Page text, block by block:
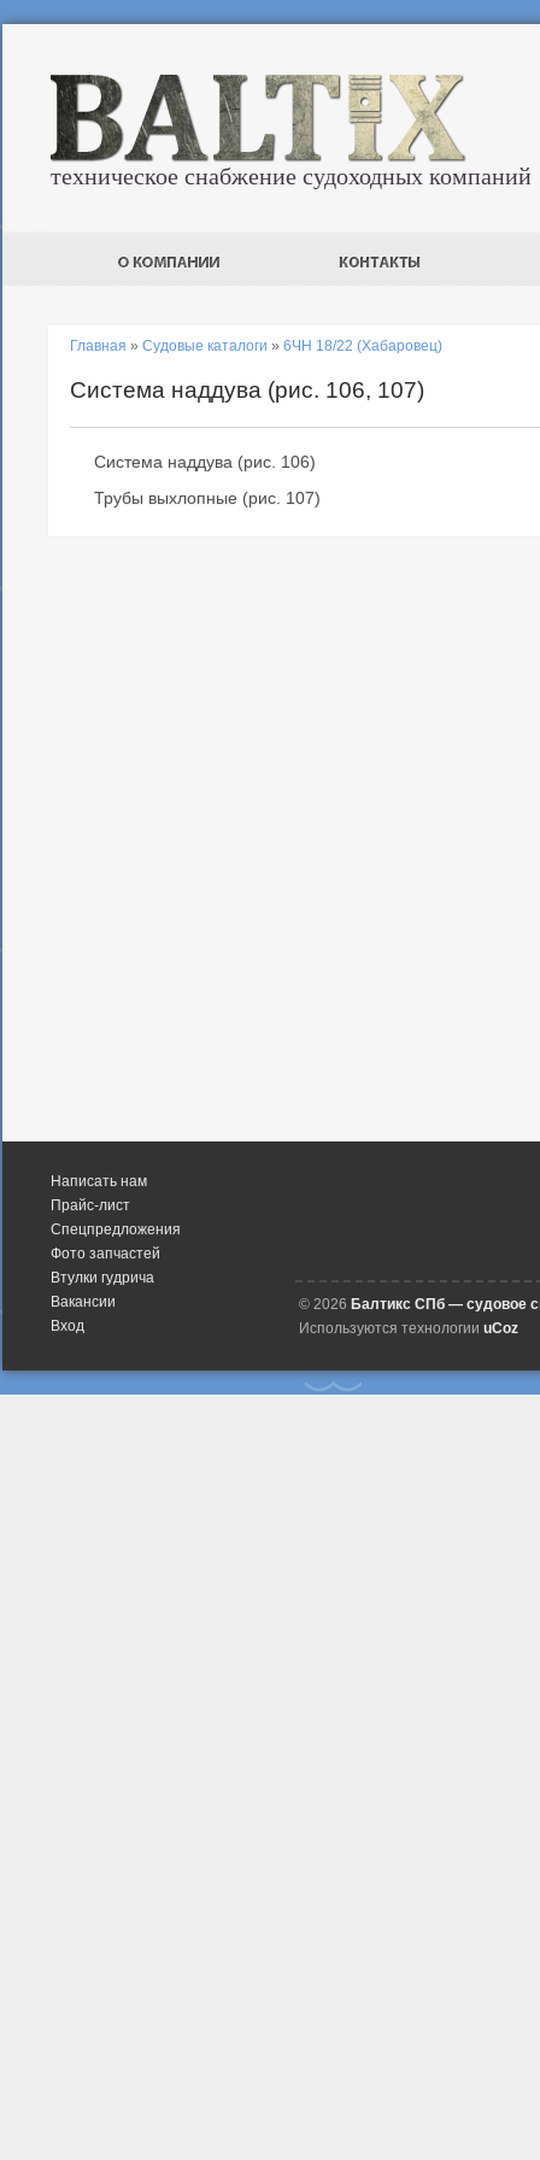
техническое снабжение судоходных компаний
Главная » Судовые каталоги » 6ЧН 18/22 (Хабаровец)
Система наддува (рис. 106, 107)
Система наддува (рис. 106)
Трубы выхлопные (рис. 107)
Написать нам
Прайс-лист
Спецпредложения
Фото запчастей
Втулки гудрича
Вакансии
Вход
© 2026 Балтикс СПб — судовое
Используются технологии uCoz